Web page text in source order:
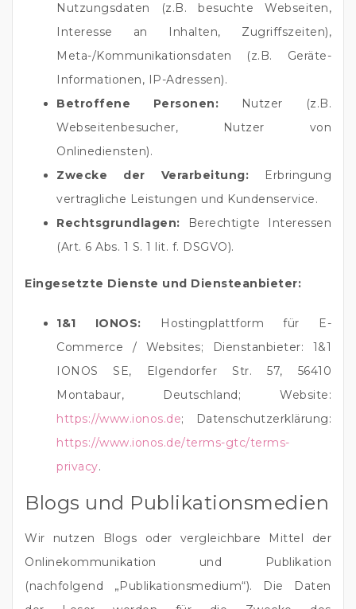
Nutzungsdaten (z.B. besuchte Webseiten,
Interesse an Inhalten, Zugriffszeiten),
Meta-/Kommunikationsdaten (z.B. Geräte-
Informationen, IP-Adressen).
Betroffene Personen: Nutzer (z.B.
Webseitenbesucher, Nutzer von
Onlinediensten).
Zwecke der Verarbeitung: Erbringung
vertragliche Leistungen und Kundenservice.
Rechtsgrundlagen: Berechtigte Interessen
(Art. 6 Abs. 1 S. 1 lit. f. DSGVO).
Eingesetzte Dienste und Diensteanbieter:
1&1 IONOS: Hostingplattform für E-
Commerce / Websites; Dienstanbieter: 1&1
IONOS SE, Elgendorfer Str. 57, 56410
Montabaur, Deutschland; Website:
https://www.ionos.de; Datenschutzerklärung:
https://www.ionos.de/terms-gtc/terms-
privacy.
Blogs und Publikationsmedien
Wir nutzen Blogs oder vergleichbare Mittel der
Onlinekommunikation und Publikation
(nachfolgend „Publikationsmedium“). Die Daten